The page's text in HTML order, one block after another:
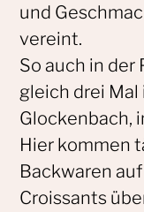
und
vereint.
So auch in der
gleich drei
Glockenbach,
Hier kommen
Backwaren
Croissants